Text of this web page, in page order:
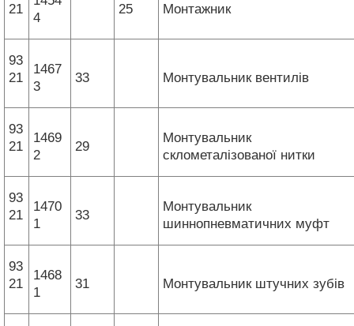
21
4
25 Монтажник
93
21
1467
3
33 Монтувальник вентилів
93
21
1469
2
29
Монтувальник
склометалізованої нитки
93
21
1470
1
33
Монтувальник
шиннопневматичних муфт
93
21
1468
1
31 Монтувальник штучних зубів